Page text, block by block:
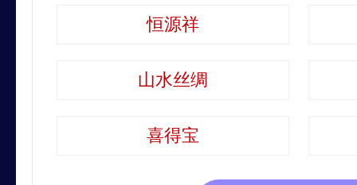
恒源祥
山水丝绸
喜得宝